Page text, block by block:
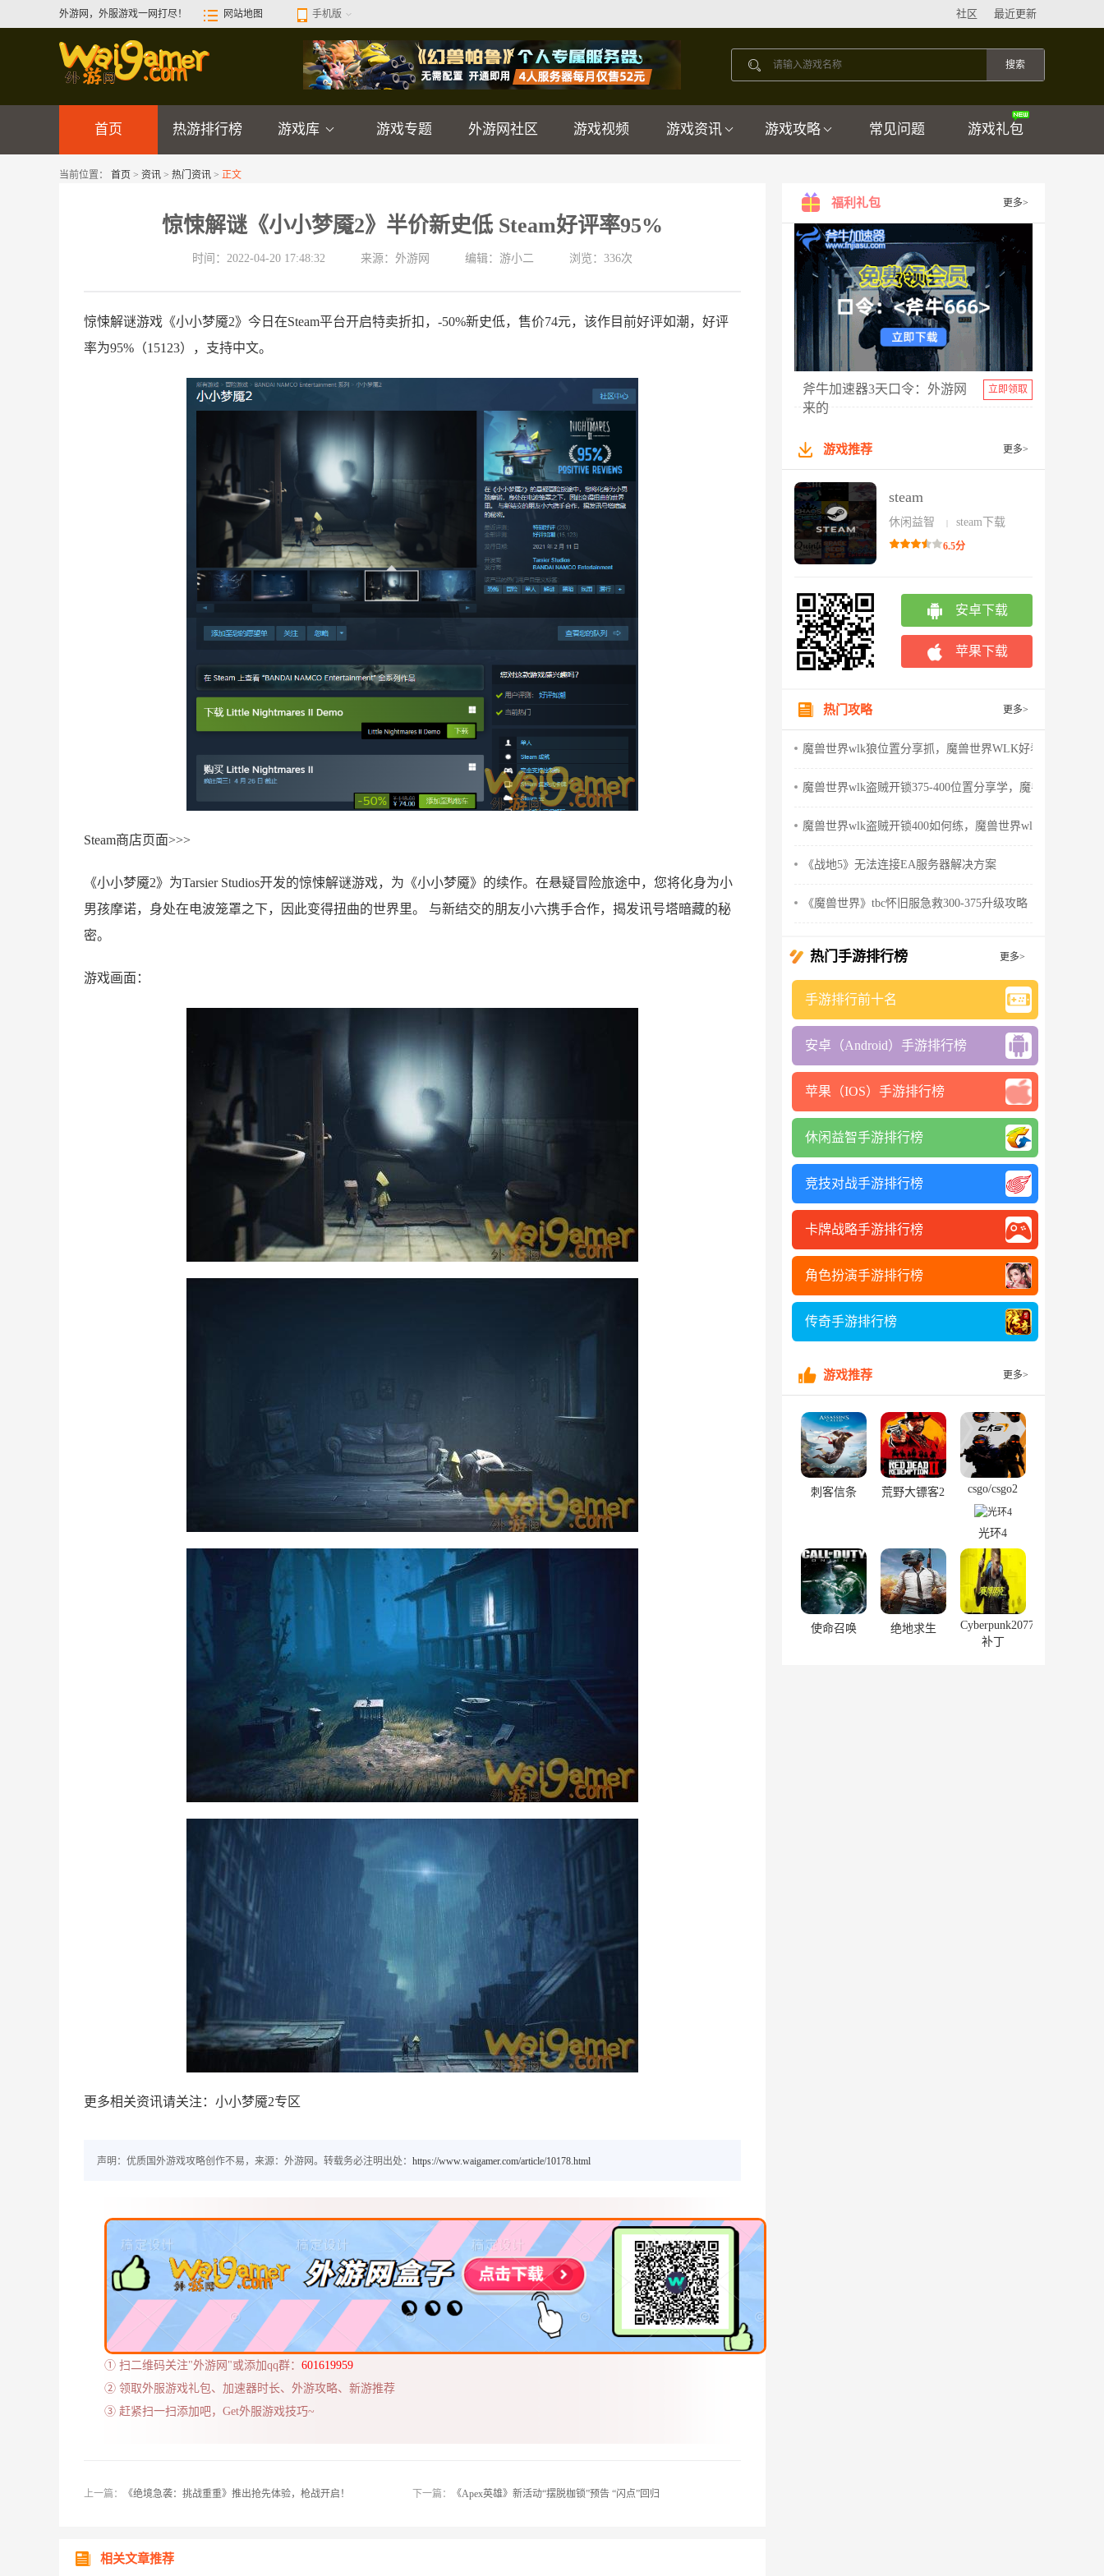
外游网，外服游戏一网打尽！ 网站地图 手机版 最近更新
社区
首页 热游排行榜 游戏库 游戏专题 外游网社区 游戏视频 游戏资讯 游戏攻略 常见问题 游戏礼包
当前位置： 首页 > 资讯 > 热门资讯 > 正文
惊悚解谜《小小梦魇2》半价新史低 Steam好评率95%
时间：2022-04-20 17:48:32 来源：外游网 编辑：游小二 浏览： 336次
惊悚解谜游戏《小小梦魇2》今日在Steam平台开启特卖折扣，-50%新史低，售价74元，该作目前好评如潮，好评
率为95%（15123），支持中文。
Steam商店页面>>>
《小小梦魇2》为Tarsier Studios开发的惊悚解谜游戏，为《小小梦魇》的续作。在悬疑冒险旅途中，您将化身为小
男孩摩诺，身处在电波笼罩之下，因此变得扭曲的世界里。 与新结交的朋友小六携手合作，揭发讯号塔暗藏的秘
密。
游戏画面：
更多相关资讯请关注：小小梦魇2专区
声明：优质国外游戏攻略创作不易，来源：外游网。转载务必注明出处： https://www.waigamer.com/article/10178.html
① 扫二维码关注"外游网"或添加qq群： 601619959
② 领取外服游戏礼包、加速器时长、外游攻略、新游推荐
③ 赶紧扫一扫添加吧，Get外服游戏技巧~
上一篇： 《绝境急袭：挑战重重》推出抢先体验，枪战开启！ 下一篇： 《Apex英雄》新活动“摆脱枷锁”预告 “闪点”回归
相关文章推荐
福利礼包 更多>
斧牛加速器3天口令：外游网
来的
立即领取
游戏推荐 更多>
steam
休闲益智 | steam下载
6.5分
安卓下载
苹果下载
热门攻略 更多>
魔兽世界wlk狼位置分享抓，魔兽世界WLK好看的狼
魔兽世界wlk盗贼开锁375-400位置分享学，魔兽世界wlk怀
魔兽世界wlk盗贼开锁400如何练，魔兽世界wlk盗贼天赋
《战地5》无法连接EA服务器解决方案
《魔兽世界》tbc怀旧服急救300-375升级攻略
热门手游排行榜 更多>
手游排行前十名
安卓（Android）手游排行榜
苹果（IOS）手游排行榜
休闲益智手游排行榜
竞技对战手游排行榜
卡牌战略手游排行榜
角色扮演手游排行榜
传奇手游排行榜
游戏推荐 更多>
刺客信条 荒野大镖客2 csgo/csgo2
光环4
使命召唤 绝地求生
Cyberpunk2077
补丁